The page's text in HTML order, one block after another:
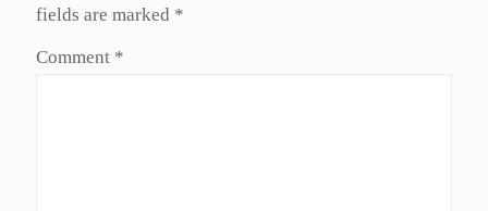
fields are marked *
Comment *